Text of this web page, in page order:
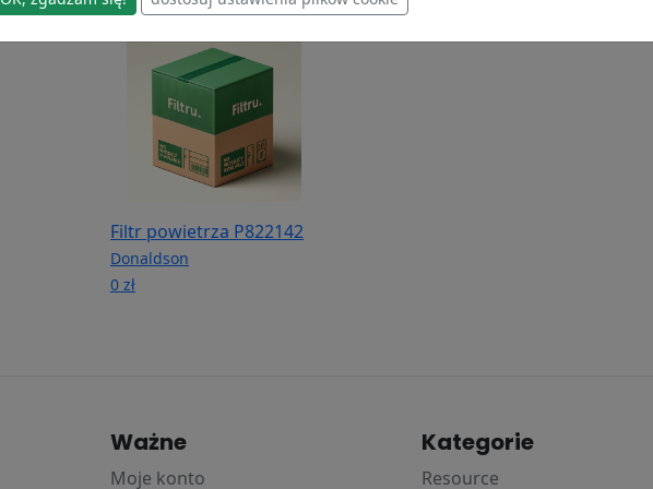
Filtr powietrza P822142
Donaldson
0 zł
Ważne
Moje konto
Kategorie
Resource